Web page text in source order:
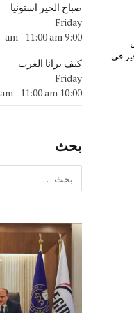
في
صباح الخير استونيا
Friday
9:00 am
- 11:00 am
كيف يرانا الغرب
Friday
10:00 am
- 11:00 am
بحث